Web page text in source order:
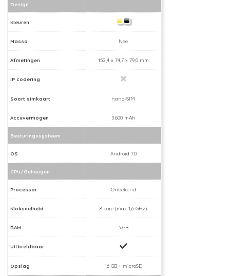
Design
Kleuren
Massa Nee
Afmetingen 152,4 x 74,7 x 79,0 mm
IP codering
Soort simkaart nano-SIM
Accuvermogen 3.600 mAh
Besturingssysteem
OS Android 7.0
CPU/Geheugen
Processor Onbekend
Kloksnelheid 8 core (max 1,6 GHz)
RAM 3 GB
Uitbreidbaar
Opslag 16 GB + microSD